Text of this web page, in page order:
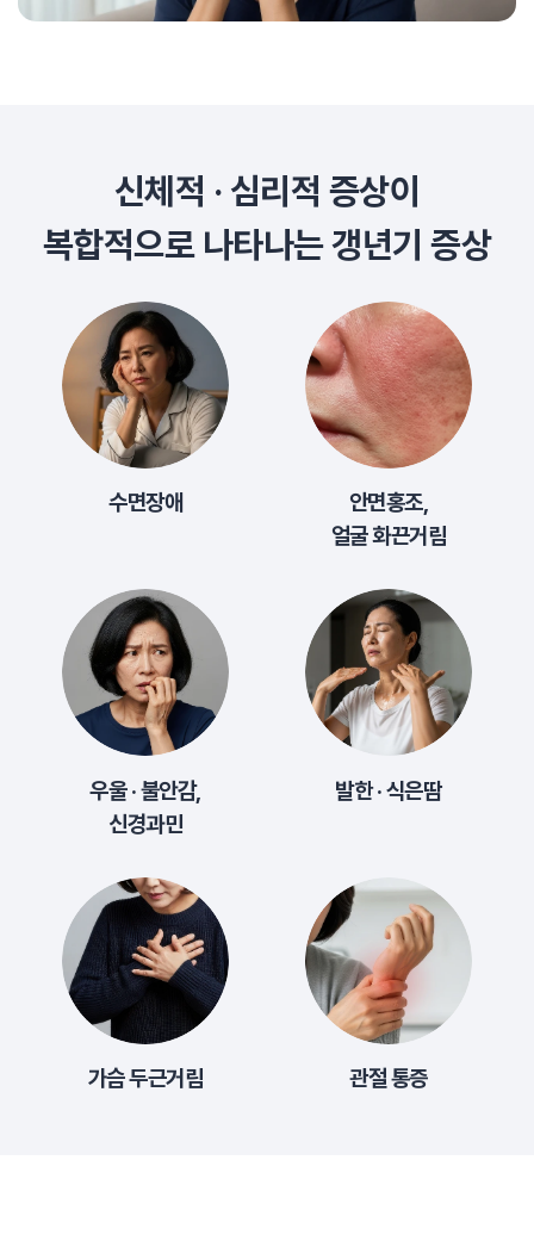
신체적 · 심리적 증상이
복합적으로 나타나는 갱년기 증상
수면장애
안면홍조,
얼굴 화끈거림
우울 · 불안감,
신경과민
발한 · 식은땀
가슴 두근거림 관절 통증